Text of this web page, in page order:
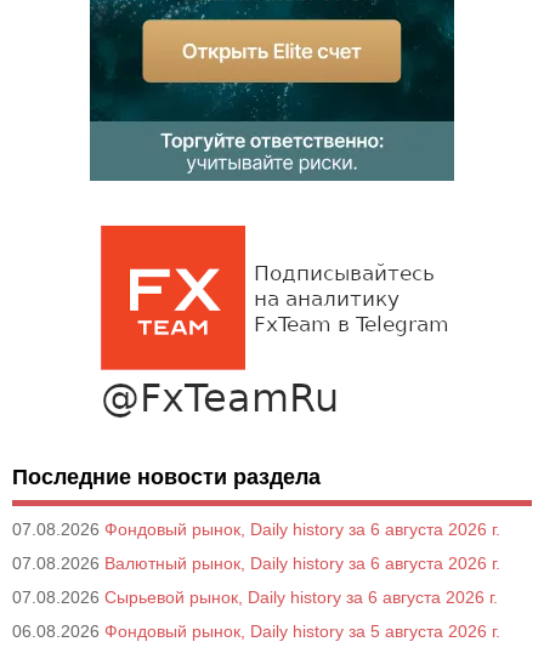
Последние новости раздела
07.08.2026 Фондовый рынок, Daily history за 6 августа 2026 г.
07.08.2026 Валютный рынок, Daily history за 6 августа 2026 г.
07.08.2026 Сырьевой рынок, Daily history за 6 августа 2026 г.
06.08.2026 Фондовый рынок, Daily history за 5 августа 2026 г.